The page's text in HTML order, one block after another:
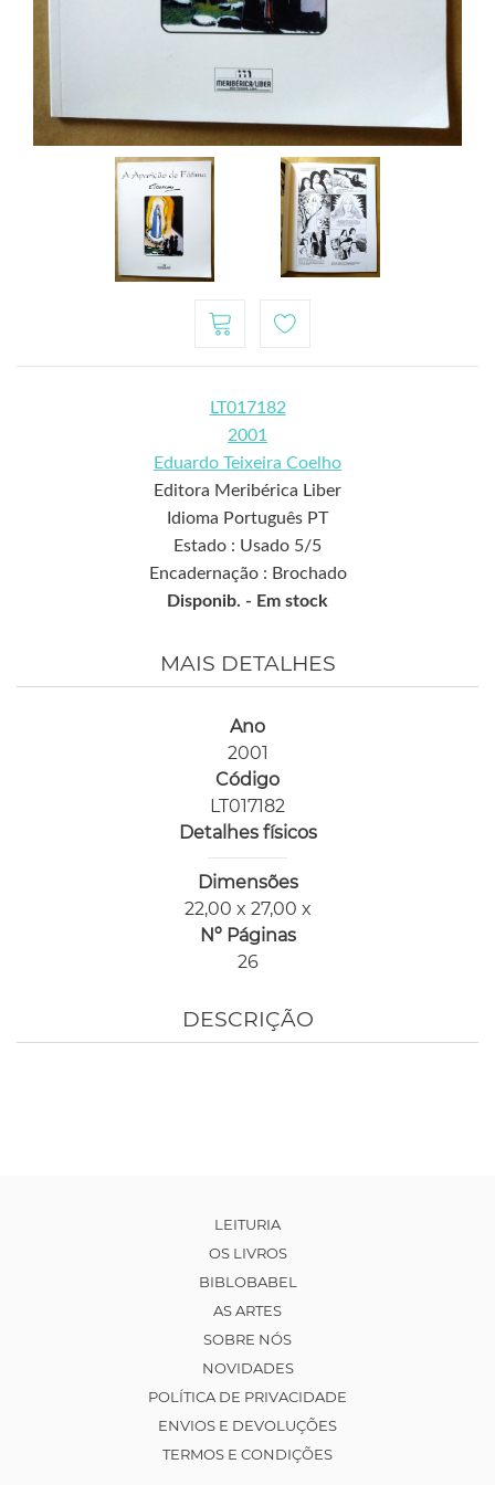
LT017182
2001
Eduardo Teixeira Coelho
Editora Meribérica Liber
Idioma Português PT
Estado : Usado 5/5
Encadernação : Brochado
Disponib. - Em stock
MAIS DETALHES
Ano
2001
Código
LT017182
Detalhes físicos
Dimensões
22,00 x 27,00 x
Nº Páginas
26
DESCRIÇÃO
LEITURIA
OS LIVROS
BIBLOBABEL
AS ARTES
SOBRE NÓS
NOVIDADES
POLÍTICA DE PRIVACIDADE
ENVIOS E DEVOLUÇÕES
TERMOS E CONDIÇÕES